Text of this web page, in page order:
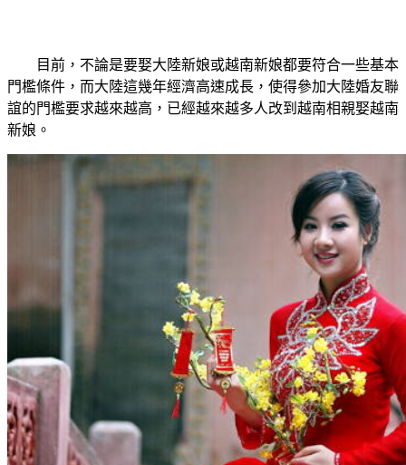
目前，不論是要娶大陸新娘或越南新娘都要符合一些基本
門檻條件，而大陸這幾年經濟高速成長，使得參加大陸婚友聯
誼的門檻要求越來越高，已經越來越多人改到越南相親娶越南
新娘。